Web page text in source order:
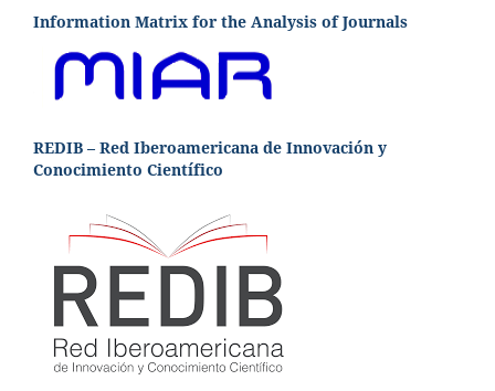
Information Matrix for the Analysis of Journals
REDIB – Red Iberoamericana de Innovación y
Conocimiento Científico